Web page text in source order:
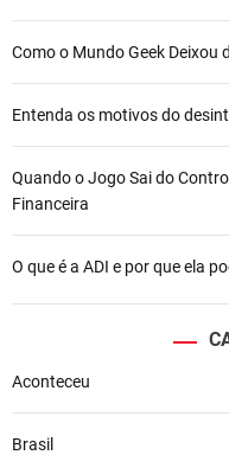
Como o Mundo Geek Deixou
Entenda os motivos do
Quando o Jogo Sai do
Financeira
O que é a ADI e por que ela
Aconteceu
Brasil